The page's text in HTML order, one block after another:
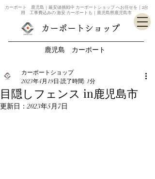
カーポートショップ
カーポート 鹿児島｜最安値挑戦中 カーポートショップ へお任せを｜2台
用 工事費込みの 激安 カーポートも｜鹿児島県鹿児島市
鹿児島 カーポート
目隠しフェンス in鹿児島市
カーポートショップ
2023年4月19日 読了時間: 1分
更新日：2023年5月7日